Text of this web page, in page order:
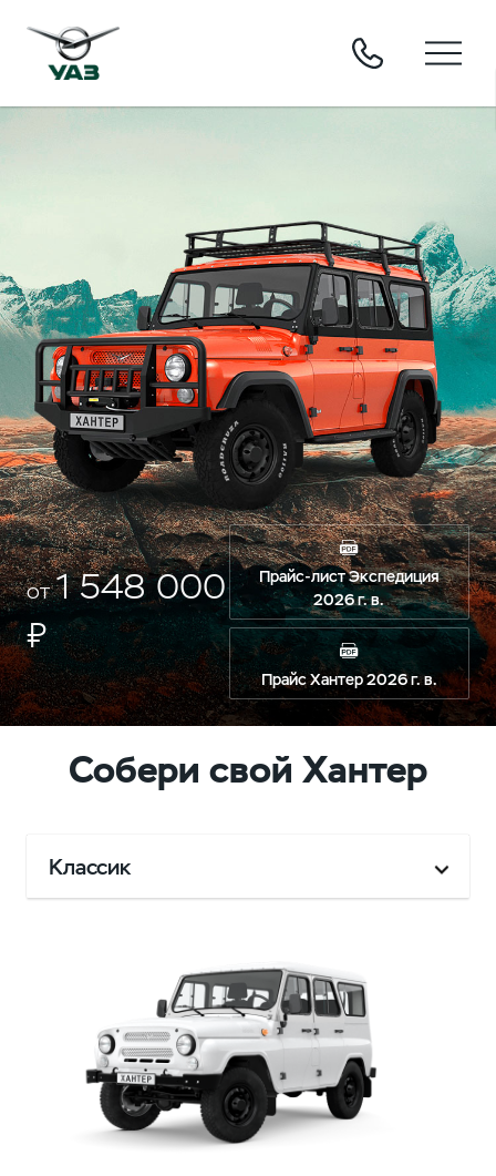
от1 548 000
₽
Прайс-лист Экспедиция
2026 г. в.
Прайс Хантер 2026 г. в.
Собери свой Хантер
Классик